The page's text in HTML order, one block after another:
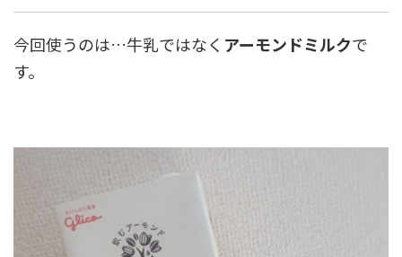
今回使うのは…牛乳ではなく アーモンドミルクで
す。